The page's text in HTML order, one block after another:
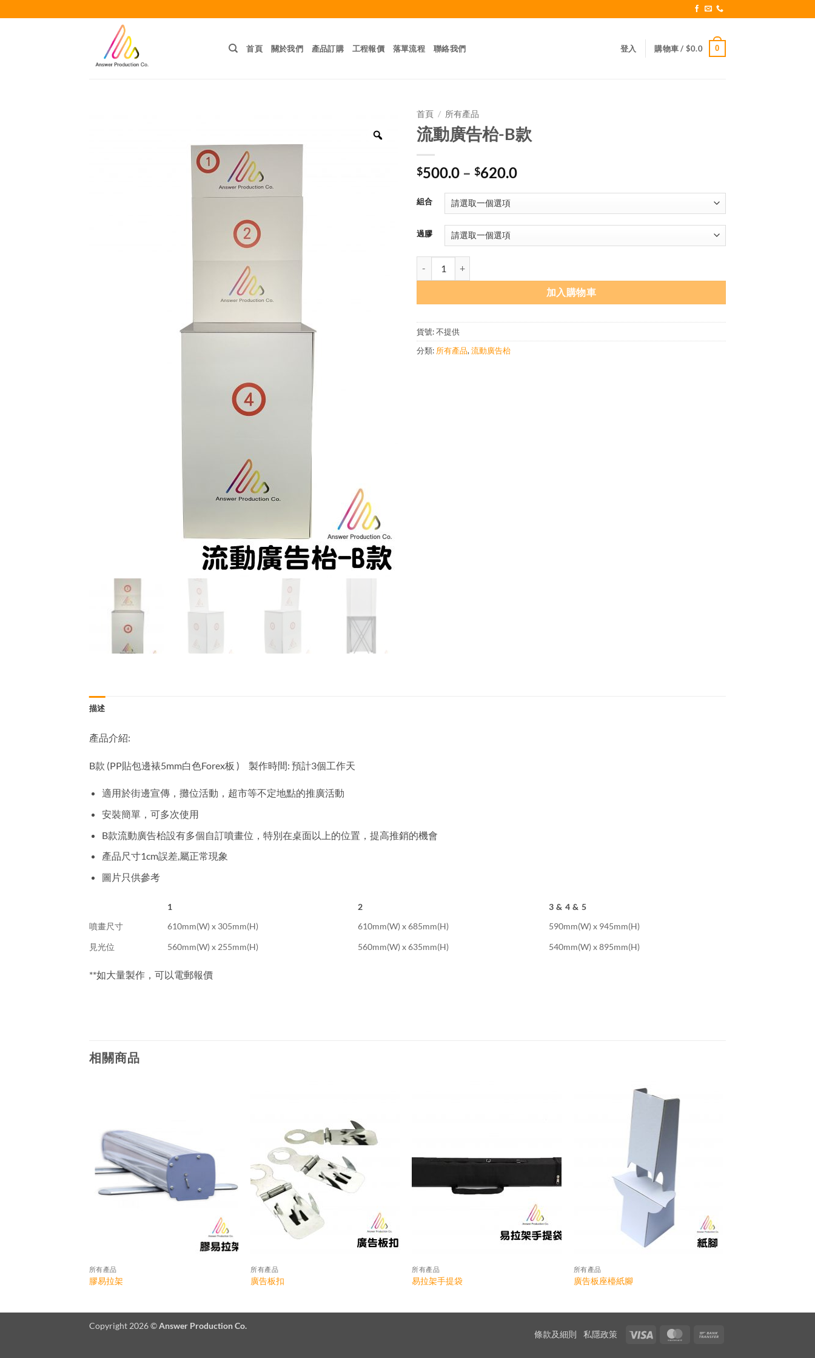
to
首頁 關於我們 產品訂購 工程報價 落單流程 聯絡我們 登入 購物車 / $0.0 0
首頁 / 所有產品
流動廣告枱-B款
$500.0 – $620.0價
圍：
$500.0
到
組合
過膠
加入購物車
貨號:不提供
分類: 所有產品, 流動廣告枱
描述
產品介紹:
B款 (PP貼包邊裱5mm白色Forex板 ) 製作時間: 預計3個工作天
適用於街邊宣傳，攤位活動，超市等不定地點的推廣活動
安裝簡單，可多次使用
B款流動廣告枱設有多個自訂噴畫位，特別在桌面以上的位置，提高推銷的機會
產品尺寸1cm誤差,屬正常現象
圖片只供參考
1 2
3 & 4 & 5
噴畫尺寸
610mm(W) x 305mm(H) 610mm(W) x 685mm(H)
590mm(W) x 945mm(H)
見光位
560mm(W) x 255mm(H) 560mm(W) x 635mm(H) 540mm(W) x 895mm(H)
**如大量製作，可以電郵報價
相關商品
所有產品
膠易拉架
所有產品
廣告板扣
所有產品
易拉架手提袋
所有產品
廣告板座檯紙腳
條款及細則 私隱政策 Visa MasterCard
Copyright 2026 ©Answer Production Co.